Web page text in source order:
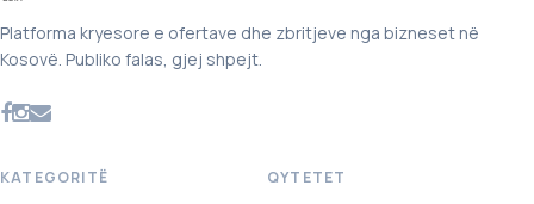
Platforma kryesore e ofertave dhe zbritjeve nga bizneset në
Kosovë. Publiko falas, gjej shpejt.
KATEGORITË QYTETET